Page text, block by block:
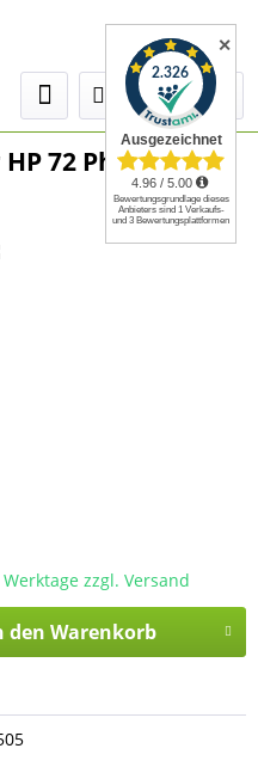
72 Photo-black
zzgl. Versand
den Warenkorb
✕